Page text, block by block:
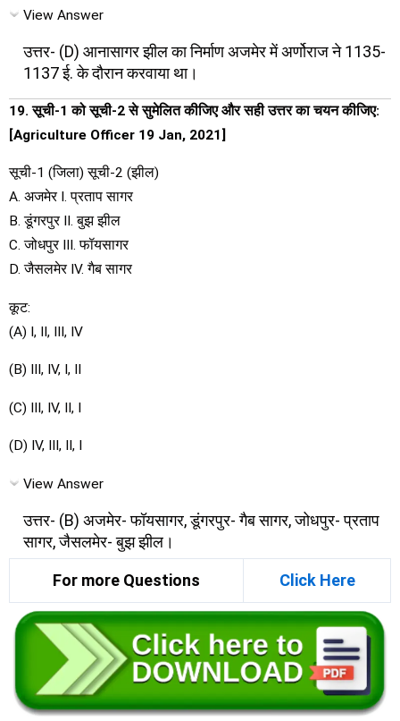
View Answer
उत्तर- (D) आनासागर झील का निर्माण अजमेर में अर्णोराज ने 1135-
1137 ई. के दौरान करवाया था।
19. सूची-1 को सूची-2 से सुमेलित कीजिए और सही उत्तर का चयन कीजिए:
[Agriculture Officer 19 Jan, 2021]
सूची-1 (जिला) सूची-2 (झील)
A. अजमेर I. प्रताप सागर
B. डूंगरपुर II. बुझ झील
C. जोधपुर III. फॉयसागर
D. जैसलमेर IV. गैब सागर
कूट:
(A) I, II, III, IV
(B) III, IV, I, II
(C) III, IV, II, I
(D) IV, III, II, I
View Answer
उत्तर- (B) अजमेर- फॉयसागर, डूंगरपुर- गैब सागर, जोधपुर- प्रताप
सागर, जैसलमेर- बुझ झील।
For more Questions Click Here